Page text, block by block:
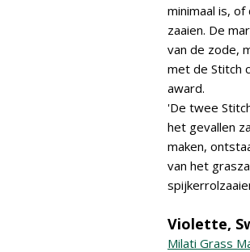
minimaal is,
zaaien. De
van de zode,
met de Stitch
award.
'De twee
het gevallen
maken,
van het
Violette,
Milati Grass